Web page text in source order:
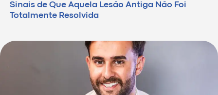
Sinais de Que Aquela Lesão Antiga Não Foi
Totalmente Resolvida